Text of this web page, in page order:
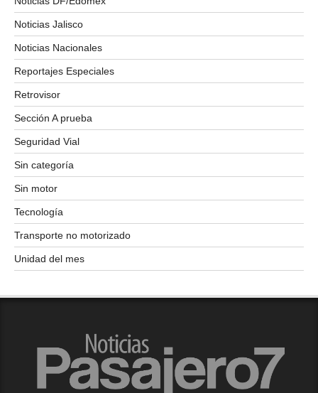
Noticias Jalisco
Noticias Nacionales
Reportajes Especiales
Retrovisor
Sección A prueba
Seguridad Vial
Sin categoría
Sin motor
Tecnología
Transporte no motorizado
Unidad del mes